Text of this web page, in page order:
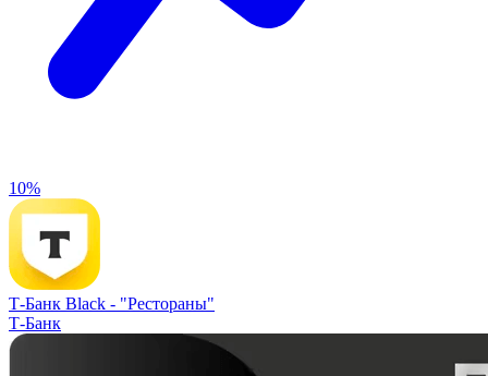
10%
Т-Банк Black - "Рестораны"
Т-Банк